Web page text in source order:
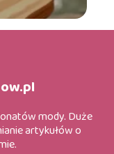
mody. Duże
artykułów o